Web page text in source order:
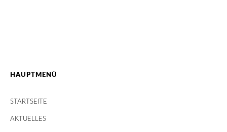
HAUPTMENÜ
STARTSEITE
AKTUELLES